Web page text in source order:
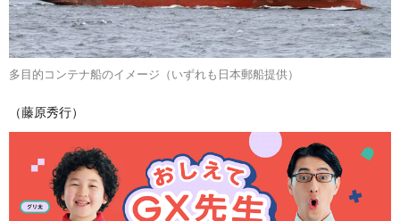
多目的コンテナ船のイメージ（いずれも日本郵船提供）
（藤原秀行）